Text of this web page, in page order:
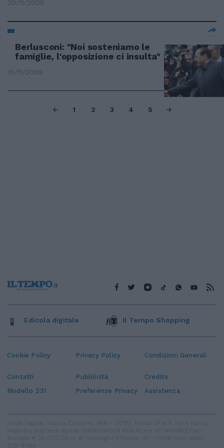
20/11/2008
Berlusconi: "Noi sosteniamo le
famiglie, l'opposizione ci insulta"
16/11/2008
1 2 3 4 5
Cookie Policy Privacy Policy Condizioni Generali
Contatti Pubblicità
Credits
Modello 231
Preferenze Privacy Assistenza
Edicola digitale Il Tempo Shopping